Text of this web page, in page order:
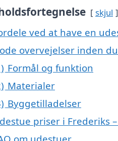
skjul
ved at have en
overvejelser inden
Formål og funktion
Materialer
Byggetilladelser
priser i Frederiks